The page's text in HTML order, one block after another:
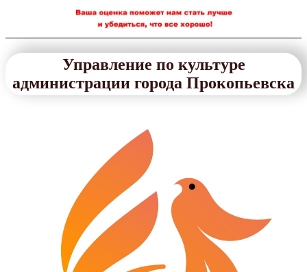
Управление по культуре
администрации города Прокопьевска